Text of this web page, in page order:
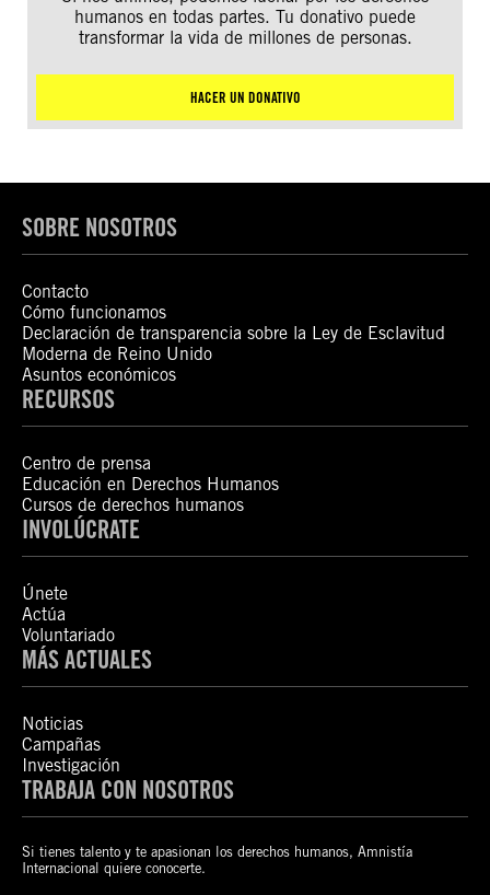
humanos en todas partes. Tu donativo puede
transformar la vida de millones de personas.
HACER UN DONATIVO
SOBRE NOSOTROS
Contacto
Cómo funcionamos
Declaración de transparencia sobre la Ley de Esclavitud
Moderna de Reino Unido
Asuntos económicos
RECURSOS
Centro de prensa
Educación en Derechos Humanos
Cursos de derechos humanos
INVOLÚCRATE
Únete
Actúa
Voluntariado
MÁS ACTUALES
Noticias
Campañas
Investigación
TRABAJA CON NOSOTROS
Si tienes talento y te apasionan los derechos humanos, Amnistía
Internacional quiere conocerte.